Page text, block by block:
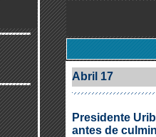
Abril 17
Presidente
antes de